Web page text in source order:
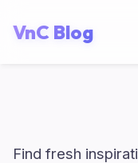
VnC Blog
Find fresh